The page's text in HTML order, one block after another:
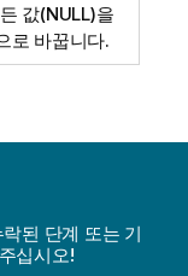
값(NULL)을
로 바꿉니다.
된 단계 또는 기
십시오!